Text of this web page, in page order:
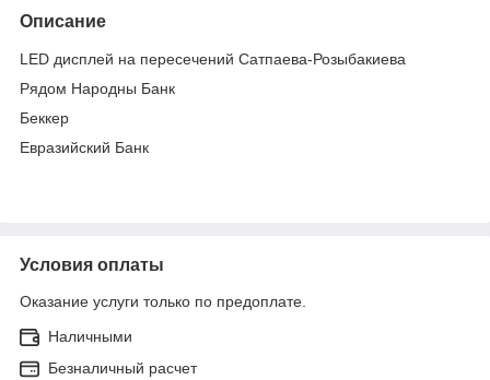
Описание
LED дисплей на пересечений Сатпаева-Розыбакиева
Рядом Народны Банк
Беккер
Евразийский Банк
Условия оплаты
Оказание услуги только по предоплате.
Наличными
Безналичный расчет